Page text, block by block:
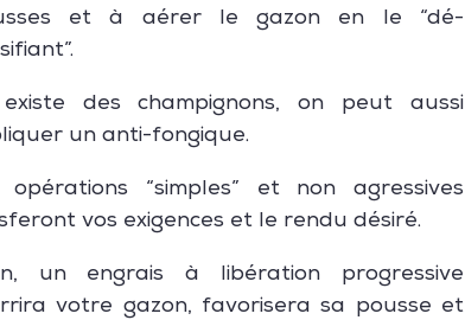
et à aérer le gazon en le “dé-
existe des champignons, on peut aussi
un anti-fongique.
opérations “simples” et non agressives
vos exigences et le rendu désiré.
un engrais à libération progressive
votre gazon, favorisera sa pousse et